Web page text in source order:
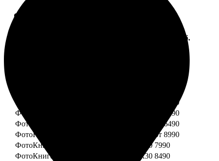
Форматы и цены
Цена, руб.
ФотоКнига "Премиум" 20x30
от 4990
ФотоКнига "Премиум" 25x25
от 5990
ФотоКнига "Премиум" 30x30
от 6490
ФотоКнига "Премиум" 30x45
от 8990
ФотоКнига "Премиум" Свадебная 20x20 7990
ФотоКнига "Премиум" Свадебная 20x30 8490